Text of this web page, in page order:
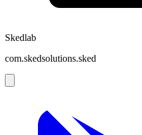
Skedlab
com.skedsolutions.sked